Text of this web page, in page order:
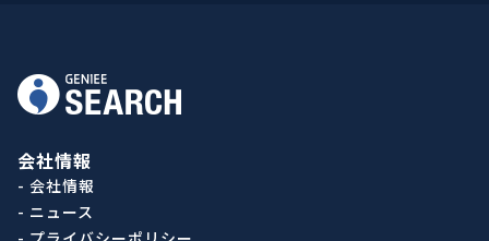
会社情報
- 会社情報
- ニュース